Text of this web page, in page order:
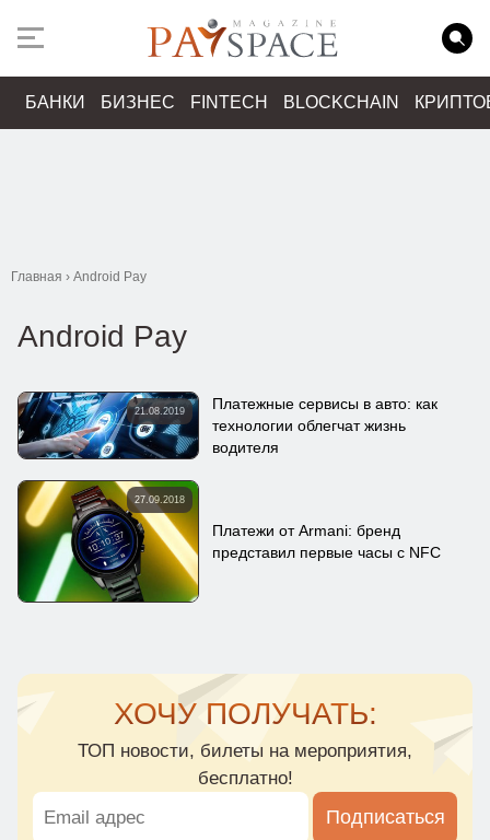
БАНКИ БИЗНЕС FINTECH BLOCKCHAIN
Главная › Android Pay
Android Pay
21.08.2019
Платежные сервисы в авто: как
технологии облегчат жизнь
водителя
27.09.2018
Платежи от Armani: бренд
представил первые часы с NFC
ХОЧУ ПОЛУЧАТЬ:
ТОП новости, билеты на мероприятия,
бесплатно!
Подписаться